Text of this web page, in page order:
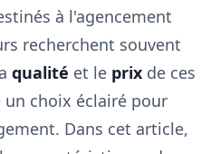
à l'agencement
recherchent souvent
qualité et le prix de ces
choix éclairé pour
Dans cet article,